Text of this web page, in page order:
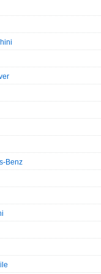
Benz